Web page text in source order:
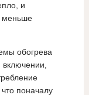
и
меньше
обогрева
включении,
поначалу